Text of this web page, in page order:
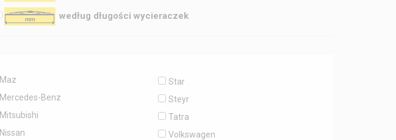
według długości wycieraczek
Maz
Mercedes-Benz
Mitsubishi
Nissan
Star
Steyr
Tatra
Volkswagen